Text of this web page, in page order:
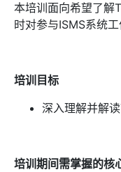
本培训面向希望了解
时对参与ISMS系统
培训目标
深入理解并解
培训期间需掌握的核